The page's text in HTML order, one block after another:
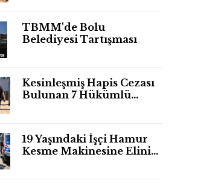
TBMM'de Bolu
Belediyesi Tartışması
Kesinleşmiş Hapis Cezası
Bulunan 7 Hükümlü
19 Yaşındaki İşçi Hamur
Kesme Makinesine Elini